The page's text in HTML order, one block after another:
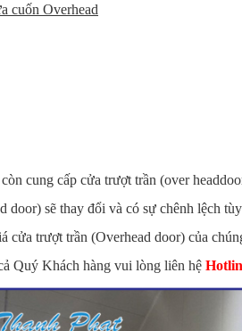
cuốn Overhead
cung cấp cửa trượt trần (over
door) sẽ thay đổi và có sự chênh lệch
cửa trượt trần (Overhead door) của
Quý Khách hàng vui lòng liên hệ